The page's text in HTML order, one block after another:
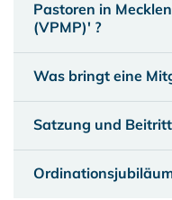
Pastoren in
(VPMP)' ?
Was bringt eine
Satzung und